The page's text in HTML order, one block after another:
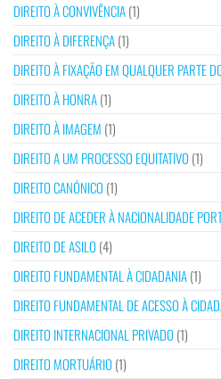
DIREITO À CONVIVÊNCIA(1)
DIREITO À DIFERENÇA(1)
DIREITO À FIXAÇÃO EM QUALQUER PARTE
DIREITO À HONRA(1)
DIREITO À IMAGEM (1)
DIREITO A UM PROCESSO EQUITATIVO (1)
DIREITO CANÓNICO (1)
DIREITO DE ACEDER À NACIONALIDADE
DIREITO DE ASILO (4)
DIREITO FUNDAMENTAL À CIDADANIA(1)
DIREITO FUNDAMENTAL DE ACESSO À
DIREITO INTERNACIONAL PRIVADO (1)
DIREITO MORTUÁRIO (1)